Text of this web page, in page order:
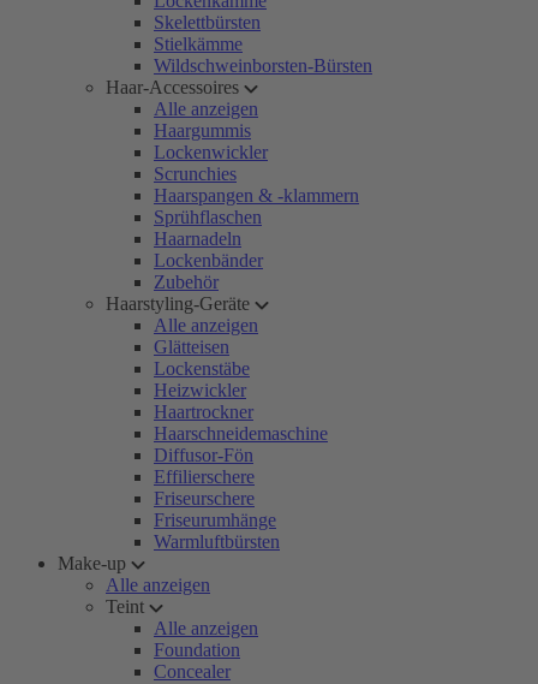
Skelettbürsten
Stielkämme
Wildschweinborsten-Bürsten
Haar-Accessoires
Alle anzeigen
Haargummis
Lockenwickler
Scrunchies
Haarspangen & -klammern
Sprühflaschen
Haarnadeln
Lockenbänder
Zubehör
Haarstyling-Geräte
Alle anzeigen
Glätteisen
Lockenstäbe
Heizwickler
Haartrockner
Haarschneidemaschine
Diffusor-Fön
Effilierschere
Friseurschere
Friseurumhänge
Warmluftbürsten
Make-up
Alle anzeigen
Teint
Alle anzeigen
Foundation
Concealer